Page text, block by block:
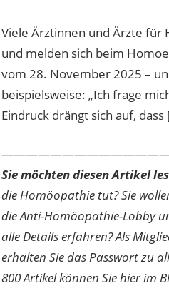
Viele Ärztinnen und Ärzte für
und melden sich beim
vom 28. November 2025 –
beispielsweise: „Ich frage
Eindruck drängt sich auf,
Sie möchten diesen Artikel
die Homöopathie tut? Sie
die Anti-Homöopathie-Lobby
alle Details erfahren? Als
erhalten Sie das Passwort zu
800 Artikel können Sie hier im